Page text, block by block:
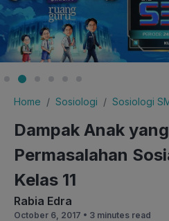
Home Sosiologi Sosiologi
Dampak Anak
Permasalahan
Kelas 11
Rabia Edra
October 6, 2017 • 3 minutes read